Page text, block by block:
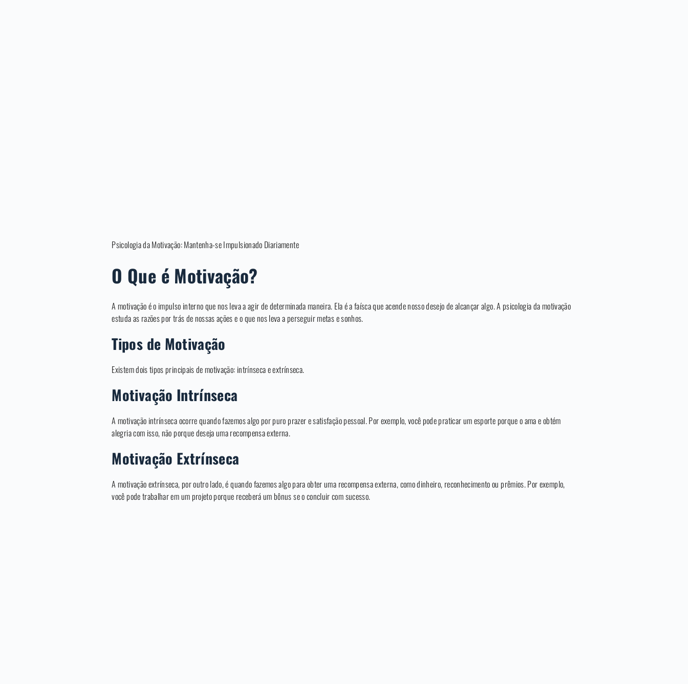
Psicologia da Motivação: Mantenha-se Impulsionado Diariamente
O Que é Motivação?
A motivação é o impulso interno que nos leva a agir de determinada maneira. Ela é a faísca que acende nosso desejo de alcançar algo. A psicologia da motivação
estuda as razões por trás de nossas ações e o que nos leva a perseguir metas e sonhos.
Tipos de Motivação
Existem dois tipos principais de motivação: intrínseca e extrínseca.
Motivação Intrínseca
A motivação intrínseca ocorre quando fazemos algo por puro prazer e satisfação pessoal. Por exemplo, você pode praticar um esporte porque o ama e obtém
alegria com isso, não porque deseja uma recompensa externa.
Motivação Extrínseca
A motivação extrínseca, por outro lado, é quando fazemos algo para obter uma recompensa externa, como dinheiro, reconhecimento ou prêmios. Por exemplo,
você pode trabalhar em um projeto porque receberá um bônus se o concluir com sucesso.